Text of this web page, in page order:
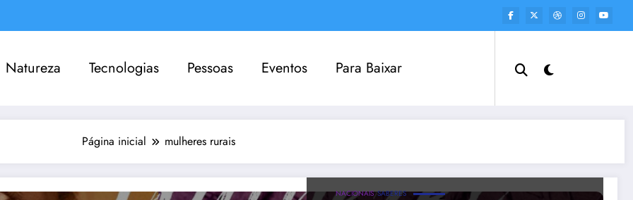
Natureza Tecnologias Pessoas Eventos Para Baixar
Página inicial mulheres rurais
NACIONAIS SABERES